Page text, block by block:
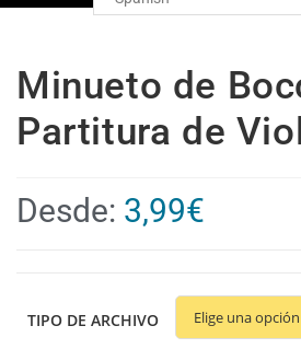
Minueto de
Partitura de
Desde: 3,99€
TIPO DE ARCHIVO